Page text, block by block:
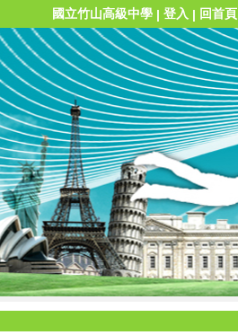
國立竹山高級中學 | 登入 | 回首頁